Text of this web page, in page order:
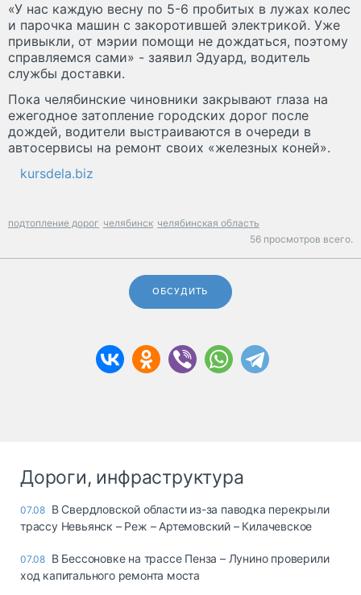
«У нас каждую весну по 5-6 пробитых в лужах колес
и парочка машин с закоротившей электрикой. Уже
привыкли, от мэрии помощи не дождаться, поэтому
справляемся сами» - заявил Эдуард, водитель
службы доставки.
Пока челябинские чиновники закрывают глаза на
ежегодное затопление городских дорог после
дождей, водители выстраиваются в очереди в
автосервисы на ремонт своих «железных коней».
kursdela.biz
подтопление дорог челябинск челябинская область
56 просмотров всего.
ОБСУДИТЬ
Дороги, инфраструктура
07.08 В Свердловской области из-за паводка перекрыли
трассу Невьянск – Реж – Артемовский – Килачевское
07.08 В Бессоновке на трассе Пенза – Лунино проверили
ход капитального ремонта моста